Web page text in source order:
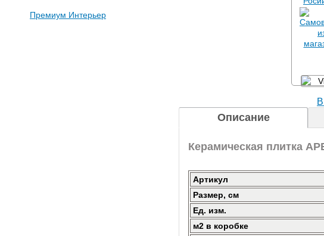
Премиум Интерьер
Описание
Керамическая плитка
Артикул
Размер, см
Ед. изм.
м2 в коробке